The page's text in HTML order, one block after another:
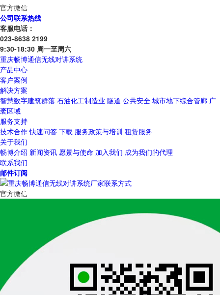
官方微信
公司联系热线
客服电话：
023-8638 2199
9:30-18:30 周一至周六
重庆畅博通信无线对讲系统
产品中心
客户案例
解决方案
智慧数字建筑群落 石油化工制造业 隧道 公共安全 城市地下综合管廊 广
袤区域
服务支持
技术合作 快速问答 下载 服务政策与培训 租赁服务
关于我们
畅博介绍 新闻资讯 愿景与使命 加入我们 成为我们的代理
联系我们
邮件订阅
官方微信